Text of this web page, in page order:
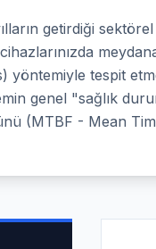
getirdiği
tespit
genel "sağlık
(MTBF - Mean